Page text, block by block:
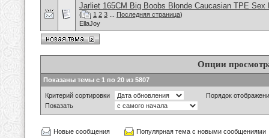
Jarliet 165CM Big Boobs Blonde Caucasian TPE Sex
( 1 2 3 Последняя страница)
EllaJoy
Опции
Показаны темы с 1 по 20 из 5807
Критерий сортировки
Порядок
Показать
Новые сообщения
Популярная тема с новыми сообщениями